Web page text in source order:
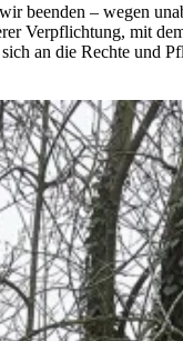
beenden – wegen
Verpflichtung, mit
an die Rechte und